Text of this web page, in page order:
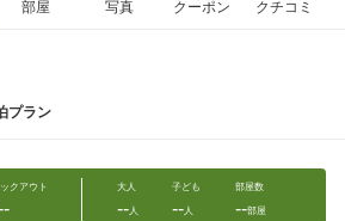
部屋 写真 クーポン クチコミ
プラン
クアウト 大人
--人
子ども
--人
部屋数
--部屋